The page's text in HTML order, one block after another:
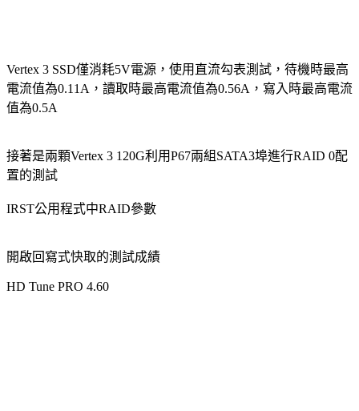
Vertex 3 SSD僅消耗5V電源，使用直流勾表測試，待機時最高
電流值為0.11A，讀取時最高電流值為0.56A，寫入時最高電流
值為0.5A
接著是兩顆Vertex 3 120G利用P67兩組SATA3埠進行RAID 0配
置的測試
IRST公用程式中RAID參數
開啟回寫式快取的測試成績
HD Tune PRO 4.60